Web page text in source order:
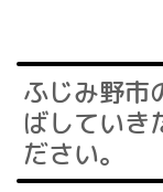
ふじみ野市
ばしていき
ださい。